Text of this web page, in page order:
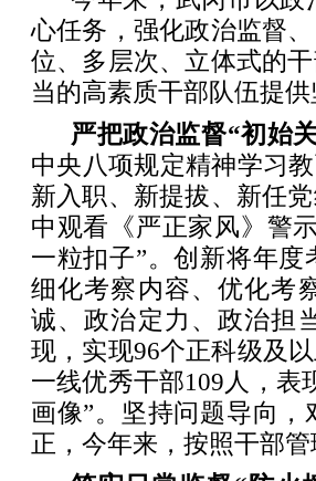
心任务，强化政治监督
位、多层次、立体式的
当的高素质干部队伍提供
严把政治监督“初始
中央八项规定精神学习
新入职、新提拔、新任
中观看《严正家风》警
一粒扣子”。创新将年
细化考察内容、优化考
诚、政治定力、政治担
现，实现96个正科级及
一线优秀干部109人，表
画像”。坚持问题导向
正，今年来，按照干部